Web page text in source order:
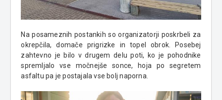
Na posameznih postankih so organizatorji poskrbeli za
okrepčila, domače prigrizke in topel obrok. Posebej
zahtevno je bilo v drugem delu poti, ko je pohodnike
spremljalo vse močnejše sonce, hoja po segretem
asfaltu pa je postajala vse bolj naporna.